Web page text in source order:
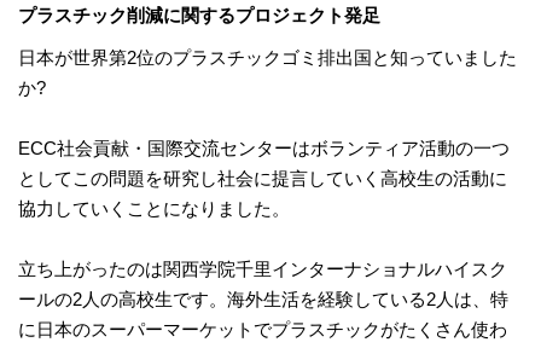
プラスチック削減に関するプロジェクト発足
日本が世界第2位のプラスチックゴミ排出国と知っていました
か?
ECC社会貢献・国際交流センターはボランティア活動の一つ
としてこの問題を研究し社会に提言していく高校生の活動に
協力していくことになりました。
立ち上がったのは関西学院千里インターナショナルハイスク
ールの2人の高校生です。海外生活を経験している2人は、特
に日本のスーパーマーケットでプラスチックがたくさん使わ